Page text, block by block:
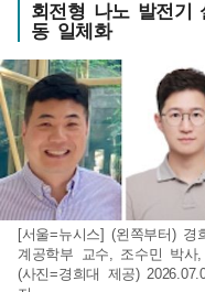
회전형 나노 발전기
동 일체화
[서울=뉴시스] (왼쪽부터)
계공학부 교수, 조수민 박사
(사진=경희대 제공)